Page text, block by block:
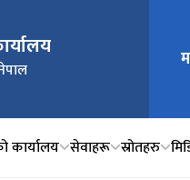
मुख्य
कार्यालय सेवाहरू स्रोतहरु